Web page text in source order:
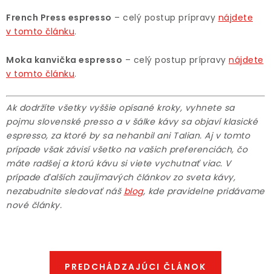
French Press espresso – celý postup prípravy nájdete
v tomto článku.
Moka kanvička espresso – celý postup prípravy nájdete
v tomto článku.
Ak dodržíte všetky vyššie opísané kroky, vyhnete sa
pojmu slovenské presso a v šálke kávy sa objaví klasické
espresso, za ktoré by sa nehanbil ani Talian. Aj v tomto
prípade však závisí všetko na vašich preferenciách, čo
máte radšej a ktorú kávu si viete vychutnať viac. V
prípade ďalších zaujímavých článkov zo sveta kávy,
nezabudnite sledovať náš blog, kde pravidelne pridávame
nové články.
PREDCHÁDZAJÚCI ČLÁNOK